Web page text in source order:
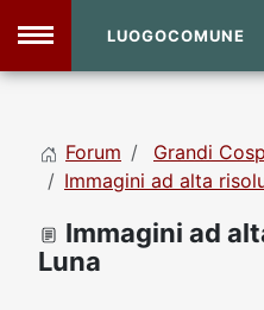
Home
DVD Shop
Sito
LUOGOCOMUNE
Forum Grandi
Immagini ad alta
Immagini ad
Luna